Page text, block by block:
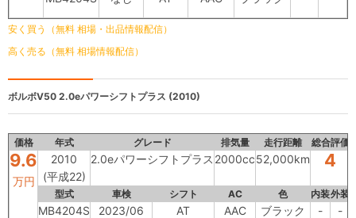
安く買う（無料 相場・出品情報配信）
高く売る（無料 相場情報配信）
ボルボV50 2.0eパワーシフトプラス (2010)
価格 年式 グレード 排気量 走行距離 総合評価
9.6
万円
2010
(平成22)
2.0eパワーシフトプラス 2000cc52,000km 4
型式 車検 シフト AC 色 内装外装
MB4204S 2023/06 AT AAC ブラック - -